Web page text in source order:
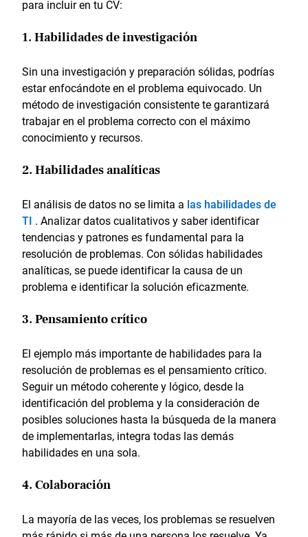
para incluir en tu CV:
1. Habilidades de investigación
Sin una investigación y preparación sólidas, podrías
estar enfocándote en el problema equivocado. Un
método de investigación consistente te garantizará
trabajar en el problema correcto con el máximo
conocimiento y recursos.
2. Habilidades analíticas
El análisis de datos no se limita a las habilidades de
TI . Analizar datos cualitativos y saber identificar
tendencias y patrones es fundamental para la
resolución de problemas. Con sólidas habilidades
analíticas, se puede identificar la causa de un
problema e identificar la solución eficazmente.
3. Pensamiento crítico
El ejemplo más importante de habilidades para la
resolución de problemas es el pensamiento crítico.
Seguir un método coherente y lógico, desde la
identificación del problema y la consideración de
posibles soluciones hasta la búsqueda de la manera
de implementarlas, integra todas las demás
habilidades en una sola.
4. Colaboración
La mayoría de las veces, los problemas se resuelven